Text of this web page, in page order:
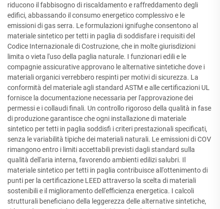
riducono il fabbisogno di riscaldamento e raffreddamento degli
edifici, abbassando il consumo energetico complessivo e le
emissioni di gas serra. Le formulazioni ignifughe consentono al
materiale sintetico per tetti in paglia di soddisfare i requisiti del
Codice Internazionale di Costruzione, che in molte giurisdizioni
limita o vieta l'uso della paglia naturale. I funzionari edili e le
compagnie assicurative approvano le alternative sintetiche dove i
materiali organici verrebbero respinti per motivi di sicurezza. La
conformità del materiale agli standard ASTM e alle certificazioni UL
fornisce la documentazione necessaria per l'approvazione dei
permessi e i collaudi finali. Un controllo rigoroso della qualità in fase
di produzione garantisce che ogni installazione di materiale
sintetico per tetti in paglia soddisfi i criteri prestazionali specificati,
senza le variabilità tipiche dei materiali naturali. Le emissioni di COV
rimangono entro i limiti accettabili previsti dagli standard sulla
qualità dell'aria interna, favorendo ambienti edilizi salubri. Il
materiale sintetico per tetti in paglia contribuisce all'ottenimento di
punti per la certificazione LEED attraverso la scelta di materiali
sostenibili e il miglioramento dell'efficienza energetica. I calcoli
strutturali beneficiano della leggerezza delle alternative sintetiche,